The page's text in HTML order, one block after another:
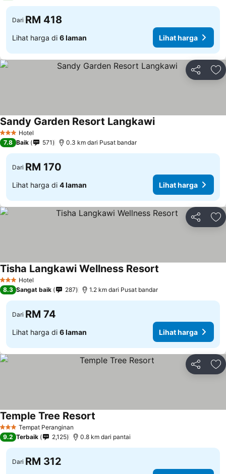
Dari RM 418
Lihat harga di 6 laman Lihat harga
Kongsi
3 BintangHotel
Sandy Garden Resort Langkawi
7.8 Baik 571 0.3 km dari Pusat bandar
Dari RM 170
Lihat harga di 4 laman Lihat harga
Kongsi
3 BintangHotel
Tisha Langkawi Wellness Resort
8.3 Sangat baik 287 1.2 km dari Pusat bandar
Dari RM 74
Lihat harga di 6 laman Lihat harga
Kongsi
3 BintangTempat Peranginan
Temple Tree Resort
9.2 Terbaik 2,125 0.8 km dari pantai
Dari RM 312